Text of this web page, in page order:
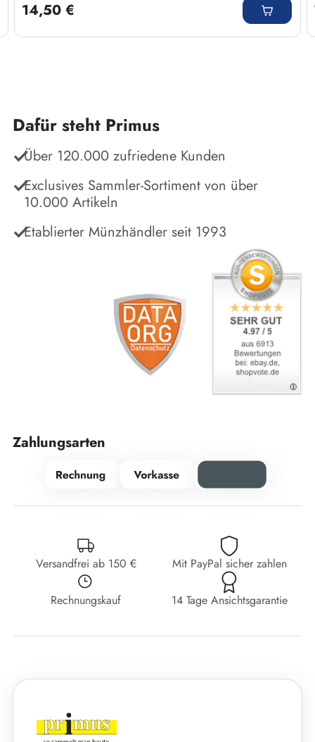
14,50 €
Dafür steht Primus
Über 120.000 zufriedene Kunden
Exclusives Sammler-Sortiment von über
10.000 Artikeln
Etablierter Münzhändler seit 1993
Zahlungsarten
Versandfrei ab 150 € Mit PayPal sicher zahlen
Rechnungskauf 14 Tage Ansichtsgarantie